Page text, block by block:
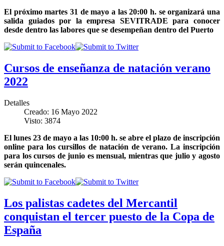
El próximo martes 31 de mayo a las 20:00 h. se organizará una
salida guiados por la empresa SEVITRADE para conocer
desde dentro las labores que se desempeñan dentro del Puerto
Cursos de enseñanza de natación verano
2022
Detalles
Creado: 16 Mayo 2022
Visto: 3874
El lunes 23 de mayo a las 10:00 h. se abre el plazo de inscripción
online para los cursillos de natación de verano. La inscripción
para los cursos de junio es mensual, mientras que julio y agosto
serán quincenales.
Los palistas cadetes del Mercantil
conquistan el tercer puesto de la Copa de
España